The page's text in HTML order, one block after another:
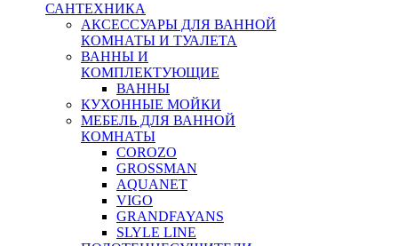
САНТЕХНИКА
АКСЕССУАРЫ ДЛЯ ВАННОЙ
КОМНАТЫ И ТУАЛЕТА
ВАННЫ И
КОМПЛЕКТУЮЩИЕ
ВАННЫ
КУХОННЫЕ МОЙКИ
МЕБЕЛЬ ДЛЯ ВАННОЙ
КОМНАТЫ
COROZO
GROSSMAN
AQUANET
VIGO
GRANDFAYANS
SLYLE LINE